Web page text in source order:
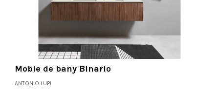
Moble de bany Binario
ANTONIO LUPI